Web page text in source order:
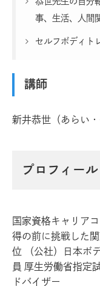
事、生活、人間
セルフボディト
講師
新井恭世（あらい・
プロフィール
国家資格キャリア
得の前に挑戦した
位 （公社）日本ボ
員 厚生労働省指定
ドバイザー